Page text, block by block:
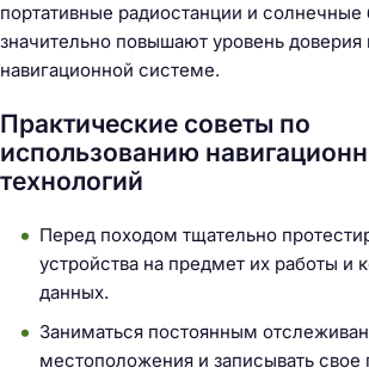
портативные радиостанции и солнечные
значительно повышают уровень доверия
навигационной системе.
Практические советы по
использованию
технологий
Перед походом тщательно
устройства на предмет их работы и
данных.
Заниматься постоянным
местоположения и записывать